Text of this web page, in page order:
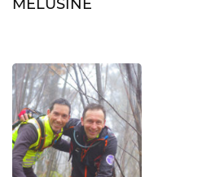
MÉLUSINE